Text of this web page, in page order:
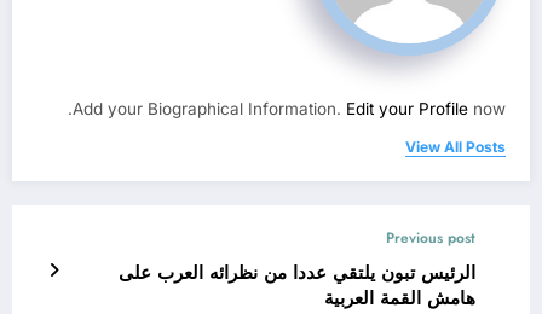
Add your Biographical Information. Edit your Profile now.
View All Posts
Previous post
الرئيس تبون يلتقي عددا من نظرائه العرب على
هامش القمة العربية